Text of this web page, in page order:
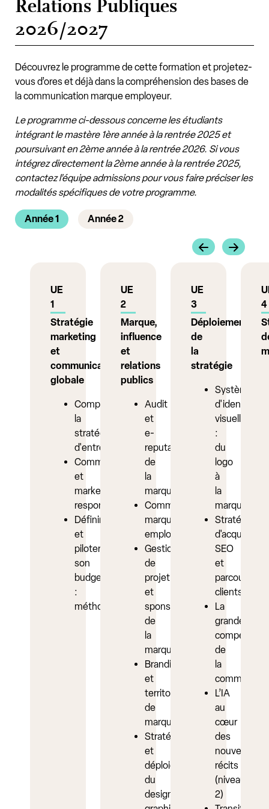
Relations Publiques
2026/2027
Découvrez le programme de cette formation et projetez-
vous d’ores et déjà dans la compréhension des bases de
la communication marque employeur.
Le programme ci-dessous concerne les étudiants
intégrant le mastère 1ère année à la rentrée 2025 et
poursuivant en 2ème année à la rentrée 2026. Si vous
intégrez directement la 2ème année à la rentrée 2025,
contactez l’équipe admissions pour vous faire préciser les
modalités spécifiques de votre programme.
Année 1 Année 2
UE
1
Stratégie
marketing
et
communication
globale
Comprendre
la
stratégie
d'entreprise
Communication
et
marketing
responsable
Définir
et
piloter
son
budget
:
méthodologie
UE
2
Marque,
influence
et
relations
publics
Audit
et
e-
reputation
de
la
marque
Communication
marque
employeur
Gestion
de
projet
et
sponsoring
de
la
marque
Branding
et
territoire
de
marque
Stratégie
et
déploiement
du
design
UE
3
Déploiement
de
la
stratégie
Système
d'identité
visuelle
:
du
logo
à
la
marque
Stratégies
d'acquisition
SEO
et
parcours
clients
La
grande
compet’
de
la
L’IA
au
cœur
des
nouveaux
récits
(niveau
2)
4